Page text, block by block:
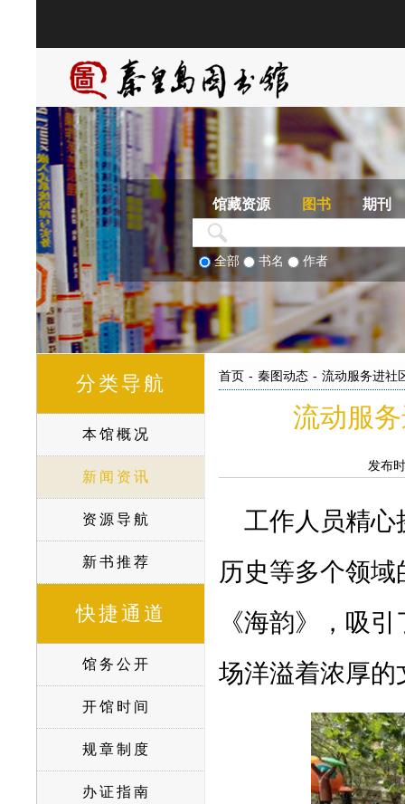
馆藏资源 图书 期刊
全部 书名 作者
分类导航
本馆概况
新闻资讯
资源导航
新书推荐
快捷通道
馆务公开
开馆时间
规章制度
办证指南
首页 - 秦图动态 - 流动服务进社
流动服
发布
工作人员精心
历史等多个领
《海韵》，吸
场洋溢着浓厚